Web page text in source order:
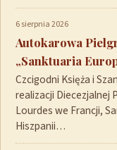
6 sierpnia 2026
Autokarowa
„Sanktuaria
Czcigodni Księża i
realizacji Diecezjalnej
Lourdes we Francji,
Hiszpanii…